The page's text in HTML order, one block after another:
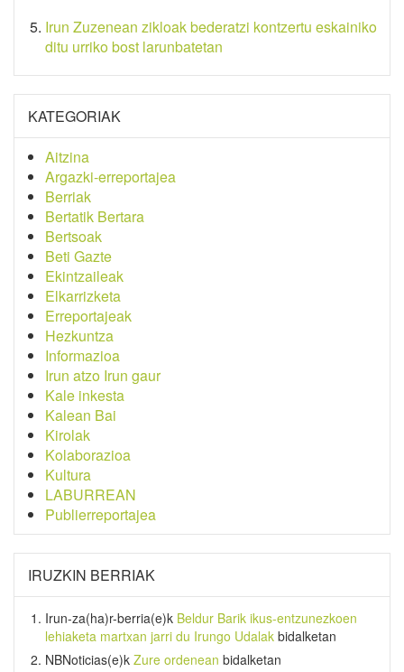
Irun Zuzenean zikloak bederatzi kontzertu eskainiko
ditu urriko bost larunbatetan
KATEGORIAK
Aitzina
Argazki-erreportajea
Berriak
Bertatik Bertara
Bertsoak
Beti Gazte
Ekintzaileak
Elkarrizketa
Erreportajeak
Hezkuntza
Informazioa
Irun atzo Irun gaur
Kale inkesta
Kalean Bai
Kirolak
Kolaborazioa
Kultura
LABURREAN
Publierreportajea
IRUZKIN BERRIAK
Irun-za(ha)r-berria(e)k Beldur Barik ikus-entzunezkoen
lehiaketa martxan jarri du Irungo Udalak bidalketan
NBNoticias(e)k Zure ordenean bidalketan